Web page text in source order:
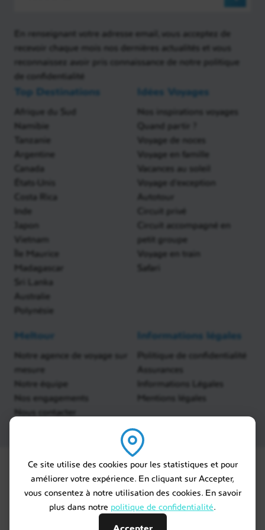
Ce site utilise des cookies pour les statistiques et pour
améliorer votre expérience. En cliquant sur Accepter,
vous consentez à notre utilisation des cookies. En savoir
plus dans notre politique de confidentialité.
Accepter
En renseignant votre adresse email, vous acceptez de
recevoir chaque mois nos dernières actualités et vous
reconnaissez avoir pris connaissance de notre politique
de confidentialité
Top Destinations
Afrique du Sud
Namibie
Tanzanie
Argentine
Canada
États-Unis
Costa Rica
Inde
Japon
Vietnam
Île Maurice
Madagascar
Sri Lanka
Australie
Polynésie
Idées Voyages
Nos inspirations voyages
Quand partir ?
Voyage de noces
Voyage en famille
Vacances au soleil
Voyage d'exception
Autotour
Circuit privé
Circuit accompagné en
petit groupe
Voyage en train
Safari
Meltour
Notre agence de voyage sur
mesure
Notre équipe
Nos engagements
Nous contacter
Informations légales
Politique de confidentialité
Assurances
Informations Légales
Mentions légales